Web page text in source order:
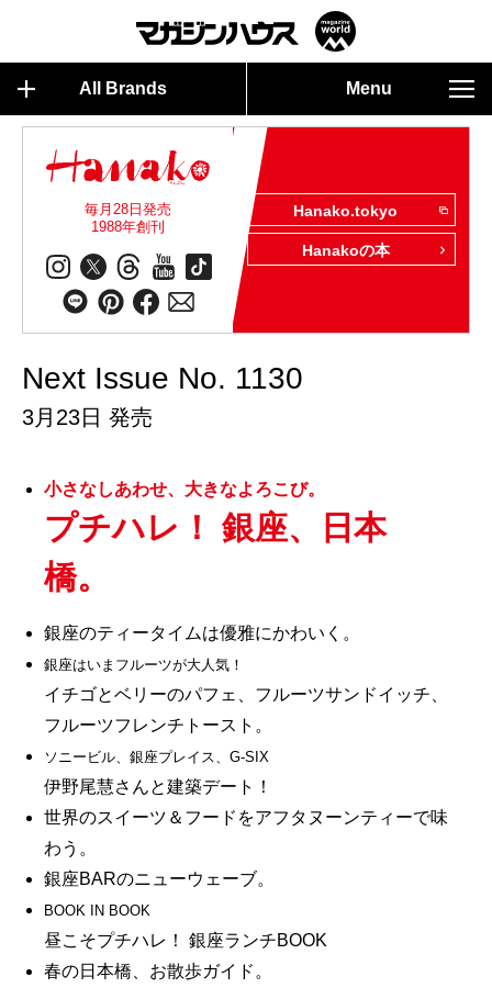
All Brands Menu
毎月28日発売
1988年創刊
Hanako.tokyo
Hanakoの本
Next Issue No. 1130
3月23日 発売
小さなしあわせ、大きなよろこび。
プチハレ！ 銀座、日本
橋。
銀座のティータイムは優雅にかわいく。
銀座はいまフルーツが大人気！
イチゴとベリーのパフェ、フルーツサンドイッチ、
フルーツフレンチトースト。
ソニービル、銀座プレイス、G-SIX
伊野尾慧さんと建築デート！
世界のスイーツ＆フードをアフタヌーンティーで味
わう。
銀座BARのニューウェーブ。
BOOK IN BOOK
昼こそプチハレ！ 銀座ランチBOOK
春の日本橋、お散歩ガイド。